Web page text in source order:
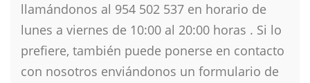
llamándonos al 954 502 537 en horario de
lunes a viernes de 10:00 al 20:00 horas . Si lo
prefiere, también puede ponerse en contacto
con nosotros enviándonos un formulario de